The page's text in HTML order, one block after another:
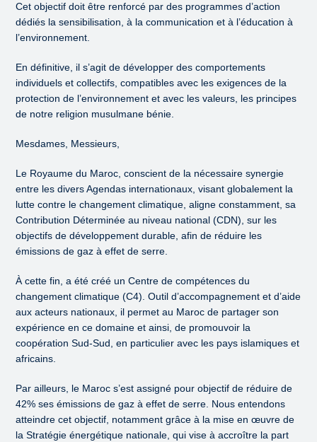
Cet objectif doit être renforcé par des programmes d’action
dédiés la sensibilisation, à la communication et à l’éducation à
l’environnement.
En définitive, il s’agit de développer des comportements
individuels et collectifs, compatibles avec les exigences de la
protection de l’environnement et avec les valeurs, les principes
de notre religion musulmane bénie.
Mesdames, Messieurs,
Le Royaume du Maroc, conscient de la nécessaire synergie
entre les divers Agendas internationaux, visant globalement la
lutte contre le changement climatique, aligne constamment, sa
Contribution Déterminée au niveau national (CDN), sur les
objectifs de développement durable, afin de réduire les
émissions de gaz à effet de serre.
À cette fin, a été créé un Centre de compétences du
changement climatique (C4). Outil d’accompagnement et d’aide
aux acteurs nationaux, il permet au Maroc de partager son
expérience en ce domaine et ainsi, de promouvoir la
coopération Sud-Sud, en particulier avec les pays islamiques et
africains.
Par ailleurs, le Maroc s’est assigné pour objectif de réduire de
42% ses émissions de gaz à effet de serre. Nous entendons
atteindre cet objectif, notamment grâce à la mise en œuvre de
la Stratégie énergétique nationale, qui vise à accroître la part